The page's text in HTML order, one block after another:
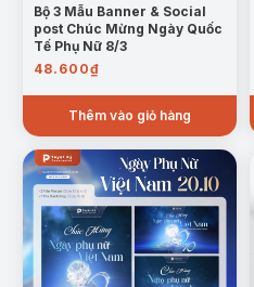
Bộ 3 Mẫu Banner & Social
post Chúc Mừng Ngày Quốc
Tế Phụ Nữ 8/3
48.600₫
Thêm vào giỏ hàng